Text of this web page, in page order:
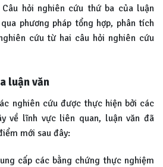
hỏi nghiên cứu thứ ba của luận
phương pháp tổng hợp, phân tích
cứu từ hai câu hỏi nghiên cứu
luận văn
nghiên cứu được thực hiện bởi các
về lĩnh vực liên quan, luận văn đã
mới sau đây:
cấp các bằng chứng thực nghiệm